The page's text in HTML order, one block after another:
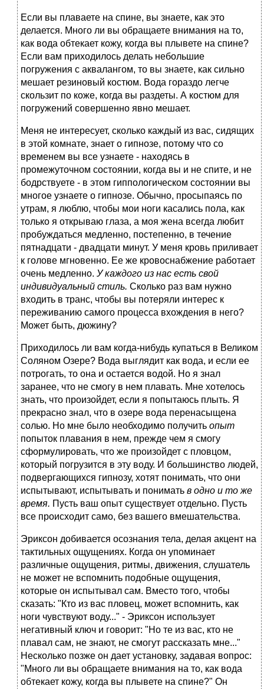
Если вы плаваете на спине, вы знаете, как это
делается. Много ли вы обращаете внимания на то,
как вода обтекает кожу, когда вы плывете на спине?
Если вам приходилось делать небольшие
погружения с аквалангом, то вы знаете, как сильно
мешает резиновый костюм. Вода гораздо легче
скользит по коже, когда вы раздеты. А костюм для
погружений совершенно явно мешает.
Меня не интересует, сколько каждый из вас, сидящих
в этой комнате, знает о гипнозе, потому что со
временем вы все узнаете - находясь в
промежуточном состоянии, когда вы и не спите, и не
бодрствуете - в этом гиппологическом состоянии вы
многое узнаете о гипнозе. Обычно, просыпаясь по
утрам, я люблю, чтобы мои ноги касались пола, как
только я открываю глаза, а моя жена всегда любит
пробуждаться медленно, постепенно, в течение
пятнадцати - двадцати минут. У меня кровь приливает
к голове мгновенно. Ее же кровоснабжение работает
очень медленно. У каждого из нас есть свой
индивидуальный стиль. Сколько раз вам нужно
входить в транс, чтобы вы потеряли интерес к
переживанию самого процесса вхождения в него?
Может быть, дюжину?
Приходилось ли вам когда-нибудь купаться в Великом
Соляном Озере? Вода выглядит как вода, и если ее
потрогать, то она и остается водой. Но я знал
заранее, что не смогу в нем плавать. Мне хотелось
знать, что произойдет, если я попытаюсь плыть. Я
прекрасно знал, что в озере вода перенасыщена
солью. Но мне было необходимо получить опыт
попыток плавания в нем, прежде чем я смогу
сформулировать, что же произойдет с пловцом,
который погрузится в эту воду. И большинство людей,
подвергающихся гипнозу, хотят понимать, что они
испытывают, испытывать и понимать в одно и то же
время. Пусть ваш опыт существует отдельно. Пусть
все происходит само, без вашего вмешательства.
Эриксон добивается осознания тела, делая акцент на
тактильных ощущениях. Когда он упоминает
различные ощущения, ритмы, движения, слушатель
не может не вспомнить подобные ощущения,
которые он испытывал сам. Вместо того, чтобы
сказать: "Кто из вас пловец, может вспомнить, как
ноги чувствуют воду..." - Эриксон использует
негативный ключ и говорит: "Но те из вас, кто не
плавал сам, не знают, не смогут рассказать мне..."
Несколько позже он дает установку, задавая вопрос:
"Много ли вы обращаете внимания на то, как вода
обтекает кожу, когда вы плывете на спине?" Он